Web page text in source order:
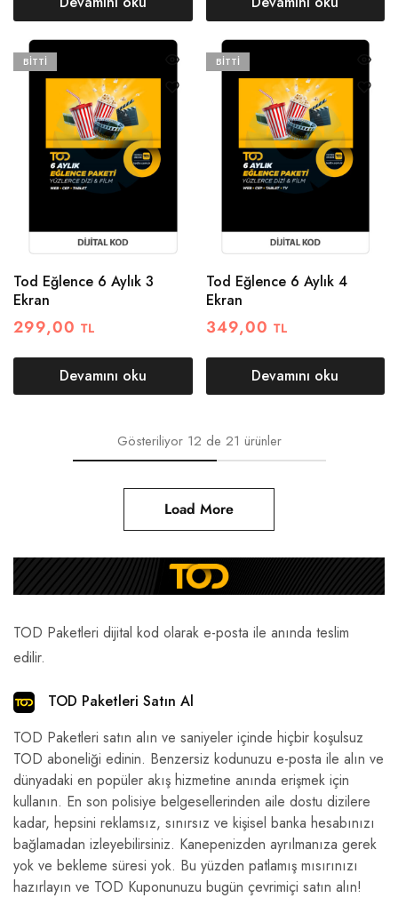
BITTI
Tod Eğlence 6 Aylık 3
Ekran
299,00 TL
Devamını oku
BITTI
Tod Eğlence 6 Aylık 4
Ekran
349,00 TL
Devamını oku
Gösteriliyor12 de 21 ürünler
Load More
TOD Paketleri dijital kod olarak e-posta ile anında teslim
edilir.
TOD Paketleri Satın Al
TOD Paketleri satın alın ve saniyeler içinde hiçbir koşulsuz
TOD aboneliği edinin. Benzersiz kodunuzu e-posta ile alın ve
dünyadaki en popüler akış hizmetine anında erişmek için
kullanın. En son polisiye belgesellerinden aile dostu dizilere
kadar, hepsini reklamsız, sınırsız ve kişisel banka hesabınızı
bağlamadan izleyebilirsiniz. Kanepenizden ayrılmanıza gerek
yok ve bekleme süresi yok. Bu yüzden patlamış mısırınızı
hazırlayın ve TOD Kuponunuzu bugün çevrimiçi satın alın!